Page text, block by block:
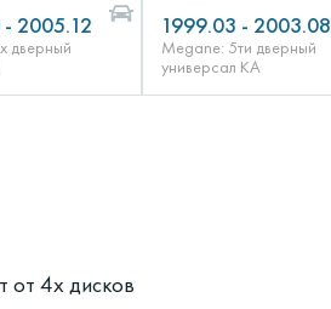
2005.12
дверный
1999.03 - 2003.08
Megane: 5ти дверный
универсал KA
от 4х дисков